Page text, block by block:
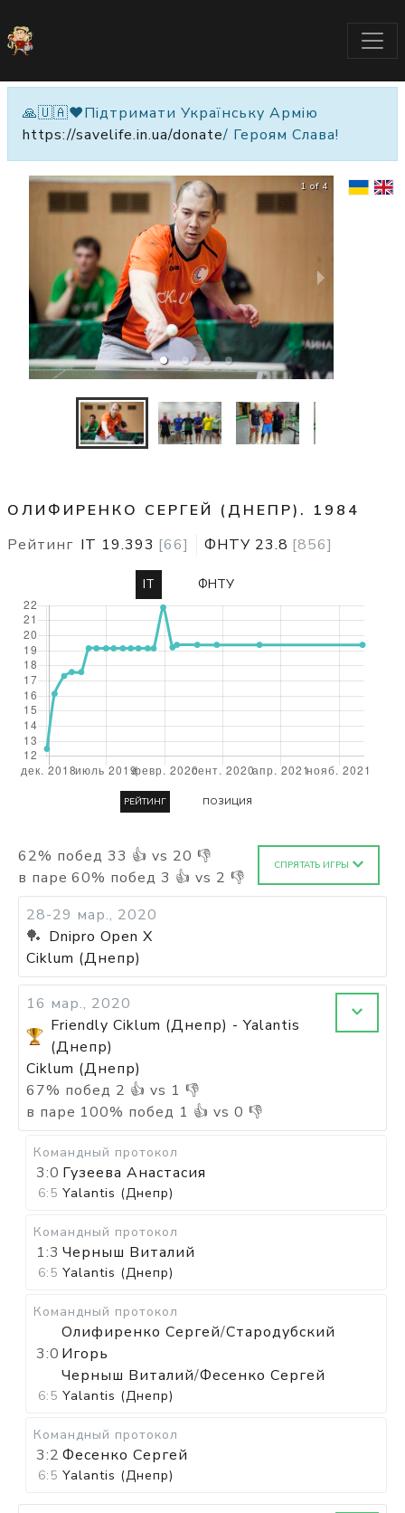
🙏🇺🇦❤️Підтримати Українську Армію
https://savelife.in.ua/donate/ Героям Слава!
1 of 4
ОЛИФИРЕНКО СЕРГЕЙ (ДНЕПР). 1984
Рейтинг IT 19.393 [66] ФНТУ 23.8 [856]
62% побед 33 👍 vs 20 👎
в паре 60% побед 3 👍 vs 2 👎
СПРЯТАТЬ ИГРЫ
28-29 мар., 2020
🏓 Dnipro Open X
Ciklum (Днепр)
16 мар., 2020
Friendly Ciklum (Днепр) - Yalantis
(Днепр)
Ciklum (Днепр)
67% побед 2 👍 vs 1 👎
в паре 100% побед 1 👍 vs 0 👎
Командный протокол
3:0 Гузеева Анастасия
6:5 Yalantis (Днепр)
Командный протокол
1:3 Черныш Виталий
6:5 Yalantis (Днепр)
Командный протокол
3:0
Олифиренко Сергей/Стародубский
Игорь
Черныш Виталий/Фесенко Сергей
6:5 Yalantis (Днепр)
Командный протокол
3:2 Фесенко Сергей
6:5 Yalantis (Днепр)
IT ФНТУ
РЕЙТИНГ ПОЗИЦИЯ